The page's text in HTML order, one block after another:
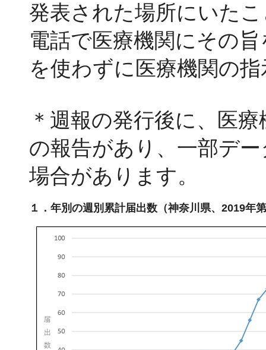
発表された場所にいた
電話で医療機関にその
を使わずに医療機関の
＊週報の発行後に、医
の報告があり、一部デ
場合があります。
１．年別の週別累計届出数（神奈川県、2019年